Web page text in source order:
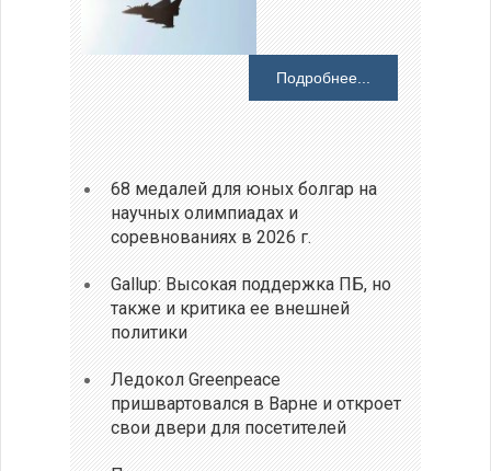
Подробнее...
68 медалей для юных болгар на
научных олимпиадах и
соревнованиях в 2026 г.
Gallup: Высокая поддержка ПБ, но
также и критика ее внешней
политики
Ледокол Greenpeace
пришвартовался в Варне и откроет
свои двери для посетителей